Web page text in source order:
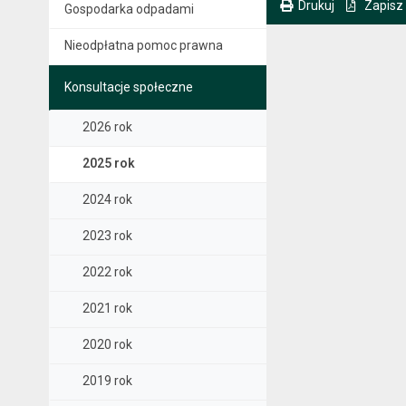
Gospodarka odpadami
Nieodpłatna pomoc prawna
Konsultacje społeczne
2026 rok
2025 rok
2024 rok
2023 rok
2022 rok
2021 rok
2020 rok
2019 rok
Drukuj Zapisz